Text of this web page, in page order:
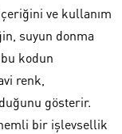
ve kullanım
suyun donma
kodun
renk,
gösterir.
bir işlevsellik